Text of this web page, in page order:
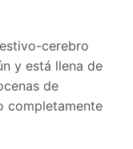
cerebro
y está llena de
de
completamente